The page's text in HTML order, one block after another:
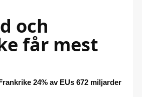
och
får mest
24% av EUs 672 miljarder